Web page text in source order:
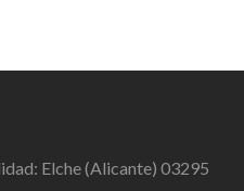
Elche (Alicante) 03295